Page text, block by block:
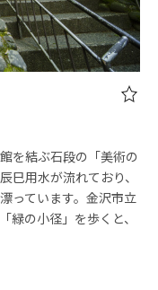
を結ぶ石段の「美術の
巳用水が流れており、
っています。金沢市立
緑の小径」を歩くと、